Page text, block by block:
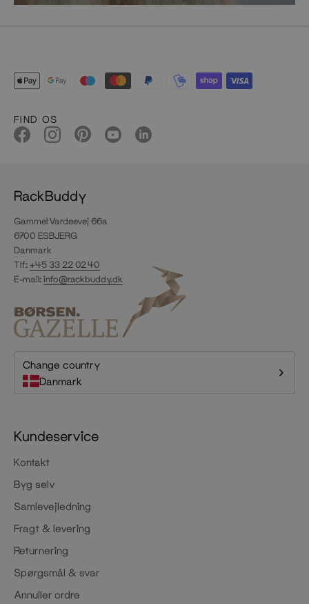
FIND OS
RackBuddy
Gammel Vardeevej 66a
6700 ESBJERG
Danmark
Tlf:+45 33 22 02 40
E-mail:info@rackbuddy.dk
Change country
Danmark
Kundeservice
Kontakt
Byg selv
Samlevejledning
Fragt & levering
Returnering
Spørgsmål & svar
Annuller ordre